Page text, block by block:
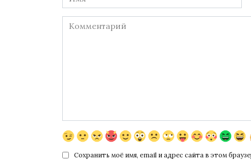
*
Комментарий
Сохранить моё имя, email и адрес сайта в этом